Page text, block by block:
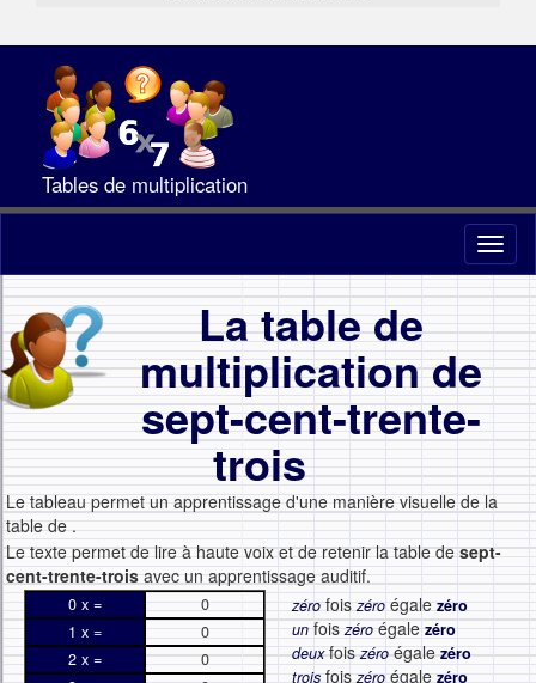
Tables de multiplication
La table de
multiplication de
sept-cent-trente-
trois
Le tableau permet un apprentissage d'une manière visuelle de la
table de .
Le texte permet de lire à haute voix et de retenir la table desept-
cent-trente-trois avec un apprentissage auditif.
0 x =
0
1 x =
0
2 x =
0
zéro foiszéro égale zéro
unfoiszéroégalezéro
deuxfoiszéroégalezéro
trois foiszéro égale zéro